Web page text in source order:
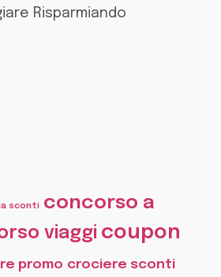
Risparmiando
sconti concorso a
viaggi coupon
promo crociere sconti